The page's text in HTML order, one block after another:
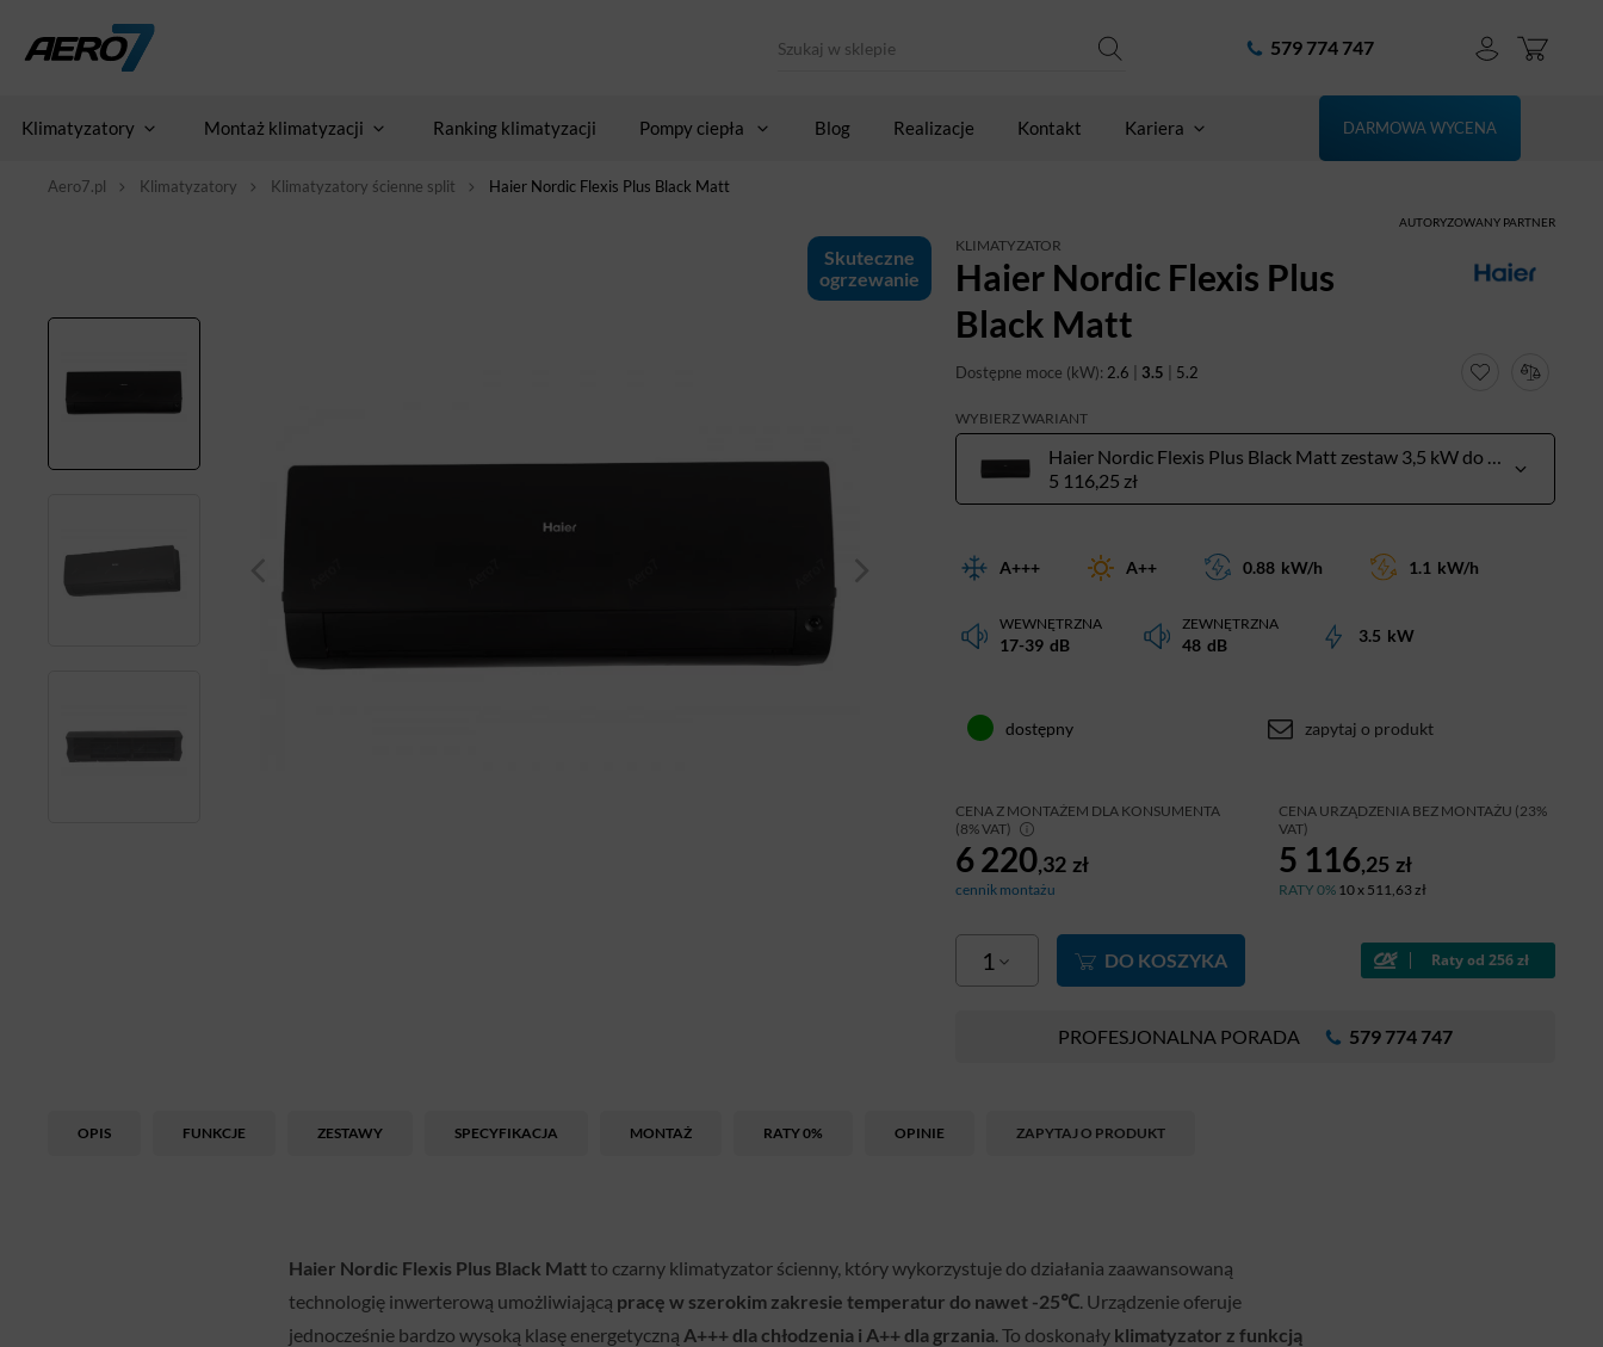
579 774 747
Klimatyzatory Montaż klimatyzacji Ranking klimatyzacji Pompy ciepła Blog Realizacje Kontakt Kariera DARMOWA WYCENA
Aero7.pl Klimatyzatory Klimatyzatory ścienne split Haier Nordic Flexis Plus Black Matt
Skuteczne
ogrzewanie
KLIMATYZATOR
Haier Nordic Flexis Plus
Black Matt
AUTORYZOWANY PARTNER
Dostępne moce (kW): 2.6 | 3.5 | 5.2
WYBIERZ WARIANT
Haier Nordic Flexis Plus Black Matt zestaw 3,5 kW do pow. 30-40 m²
5 116,25 zł
A+++ A++ 0.88 kW/h 1.1 kW/h
WEWNĘTRZNA
17-39 dB
ZEWNĘTRZNA
48 dB 3.5 kW
dostępny zapytaj o produkt
CENA Z MONTAŻEM DLA KONSUMENTA
(8% VAT)
6 220,32 zł
cennik montażu
CENA URZĄDZENIA BEZ MONTAŻU (23%
VAT)
5 116,25 zł
RATY 0% 10 x 511,63 zł
1 DO KOSZYKA
PROFESJONALNA PORADA 579 774 747
OPIS FUNKCJE ZESTAWY SPECYFIKACJA MONTAŻ RATY 0% OPINIE ZAPYTAJ O PRODUKT
Haier Nordic Flexis Plus Black Mattto czarny klimatyzator ścienny, który wykorzystuje do działania zaawansowaną
technologię inwerterową umożliwiającą pracę w szerokim zakresie temperatur do nawet -25℃ . Urządzenie oferuje
jednocześnie bardzo wysoką klasę energetyczną A+++ dla chłodzenia i A++ dla grzania . To doskonały klimatyzator z funkcją